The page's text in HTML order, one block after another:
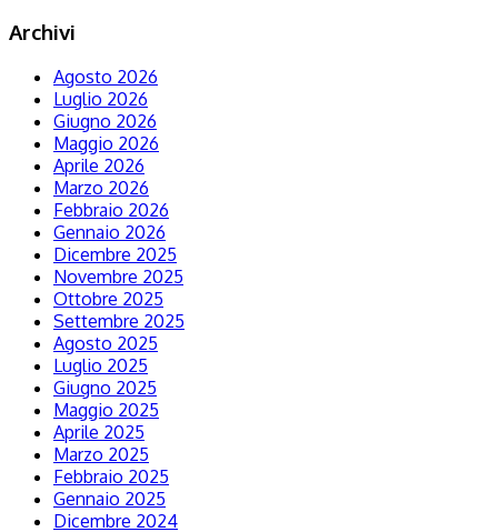
Archivi
Agosto 2026
Luglio 2026
Giugno 2026
Maggio 2026
Aprile 2026
Marzo 2026
Febbraio 2026
Gennaio 2026
Dicembre 2025
Novembre 2025
Ottobre 2025
Settembre 2025
Agosto 2025
Luglio 2025
Giugno 2025
Maggio 2025
Aprile 2025
Marzo 2025
Febbraio 2025
Gennaio 2025
Dicembre 2024